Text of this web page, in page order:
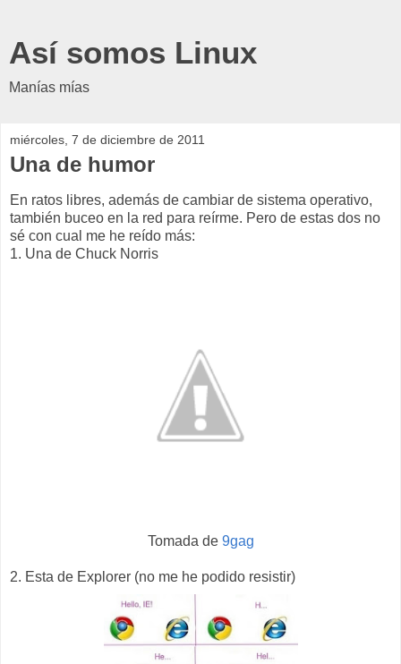
Así somos Linux
Manías mías
miércoles, 7 de diciembre de 2011
Una de humor
En ratos libres, además de cambiar de sistema operativo,
también buceo en la red para reírme. Pero de estas dos no
sé con cual me he reído más:
1. Una de Chuck Norris
Tomada de 9gag
2. Esta de Explorer (no me he podido resistir)